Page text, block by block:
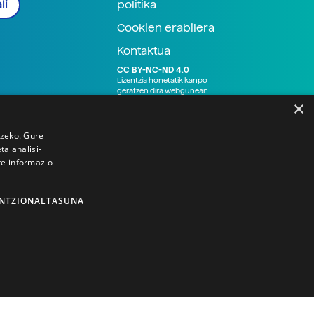
politika
Cookien erabilera
Kontaktua
CC BY-NC-ND 4.0
Lizentzia honetatik kanpo
geratzen dira webgunean
×
Gure
analisi-
informazio